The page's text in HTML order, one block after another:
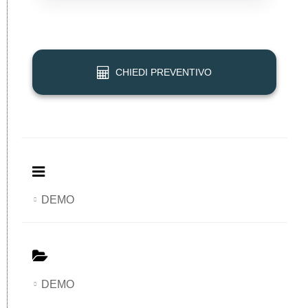
CHIEDI PREVENTIVO
DEMO
DEMO